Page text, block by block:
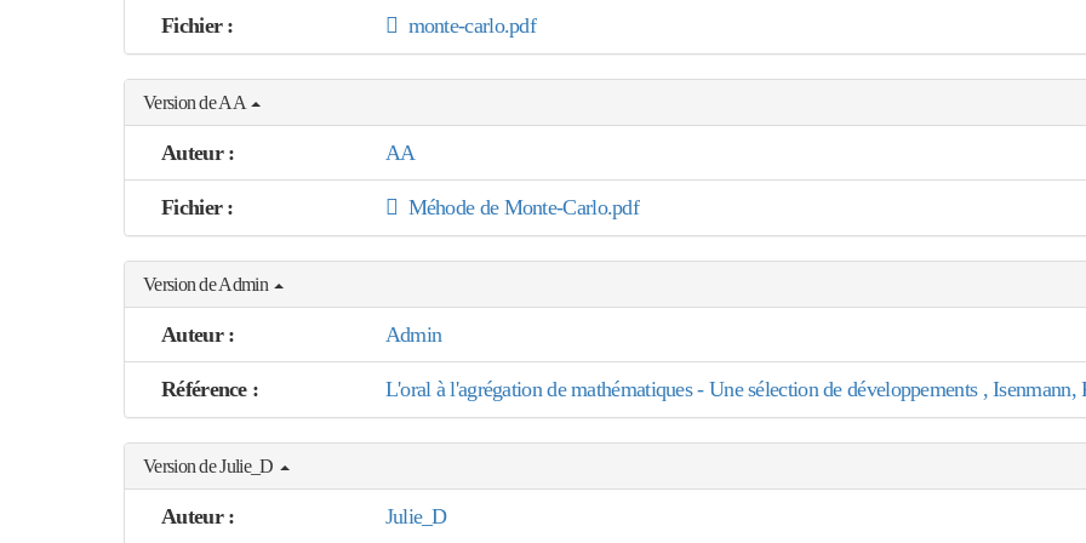
Fichier : monte-carlo.pdf
Version de AA
Auteur : AA
Fichier : Méhode de Monte-Carlo.pdf
Version de Admin
Auteur : Admin
Référence : L'oral à l'agrégation de mathématiques - Une sélection de développements , Isenmann,
Version de Julie_D
Auteur : Julie_D